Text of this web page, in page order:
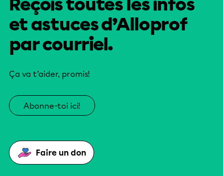
Reçois toutes les infos
et astuces d’Alloprof
par courriel.
Ça va t’aider, promis!
Abonne-toi ici!
Faire un don